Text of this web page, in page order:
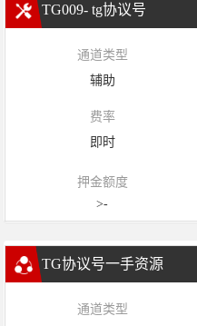
TG009- tg协议号
通道类型
辅助
费率
即时
押金额度
>-
TG协议号一手资源
通道类型